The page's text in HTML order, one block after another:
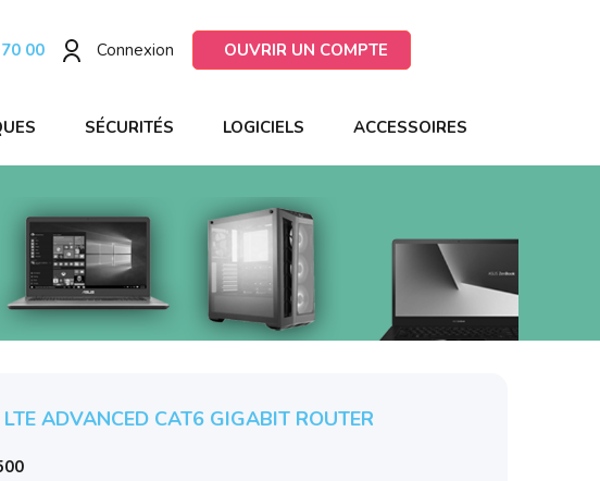
00 Connexion OUVRIR UN COMPTE
SÉCURITÉS LOGICIELS ACCESSOIRES
ADVANCED CAT6 GIGABIT ROUTER